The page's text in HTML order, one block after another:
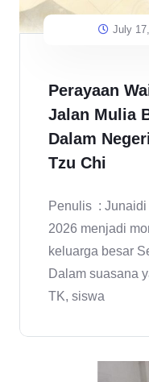
July
Perayaan
Jalan Mulia
Dalam
Tzu Chi
Penulis : Junaidi
2026 menjadi
keluarga besar
Dalam suasana
TK, siswa